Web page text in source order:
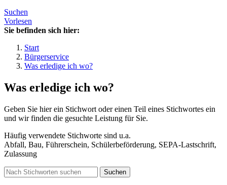
Suchen
Vorlesen
Sie befinden sich hier:
Start
Bürgerservice
Was erledige ich wo?
Was erledige ich wo?
Geben Sie hier ein Stichwort oder einen Teil eines Stichwortes ein
und wir finden die gesuchte Leistung für Sie.
Häufig verwendete Stichworte sind u.a.
Abfall, Bau, Führerschein, Schülerbeförderung, SEPA-Lastschrift,
Zulassung
Suchen